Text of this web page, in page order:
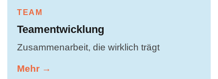
TEAM
Teamentwicklung
Zusammenarbeit, die wirklich trägt
Mehr →